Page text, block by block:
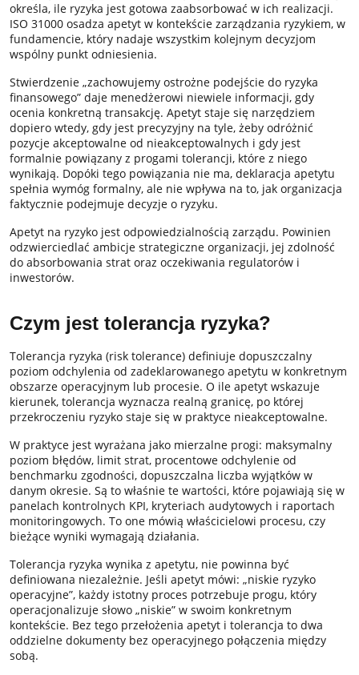
określa, ile ryzyka jest gotowa zaabsorbować w ich realizacji.
ISO 31000 osadza apetyt w kontekście zarządzania ryzykiem, w
fundamencie, który nadaje wszystkim kolejnym decyzjom
wspólny punkt odniesienia.
Stwierdzenie „zachowujemy ostrożne podejście do ryzyka
finansowego” daje menedżerowi niewiele informacji, gdy
ocenia konkretną transakcję. Apetyt staje się narzędziem
dopiero wtedy, gdy jest precyzyjny na tyle, żeby odróżnić
pozycje akceptowalne od nieakceptowalnych i gdy jest
formalnie powiązany z progami tolerancji, które z niego
wynikają. Dopóki tego powiązania nie ma, deklaracja apetytu
spełnia wymóg formalny, ale nie wpływa na to, jak organizacja
faktycznie podejmuje decyzje o ryzyku.
Apetyt na ryzyko jest odpowiedzialnością zarządu. Powinien
odzwierciedlać ambicje strategiczne organizacji, jej zdolność
do absorbowania strat oraz oczekiwania regulatorów i
inwestorów.
Czym jest tolerancja ryzyka?
Tolerancja ryzyka (risk tolerance) definiuje dopuszczalny
poziom odchylenia od zadeklarowanego apetytu w konkretnym
obszarze operacyjnym lub procesie. O ile apetyt wskazuje
kierunek, tolerancja wyznacza realną granicę, po której
przekroczeniu ryzyko staje się w praktyce nieakceptowalne.
W praktyce jest wyrażana jako mierzalne progi: maksymalny
poziom błędów, limit strat, procentowe odchylenie od
benchmarku zgodności, dopuszczalna liczba wyjątków w
danym okresie. Są to właśnie te wartości, które pojawiają się w
panelach kontrolnych KPI, kryteriach audytowych i raportach
monitoringowych. To one mówią właścicielowi procesu, czy
bieżące wyniki wymagają działania.
Tolerancja ryzyka wynika z apetytu, nie powinna być
definiowana niezależnie. Jeśli apetyt mówi: „niskie ryzyko
operacyjne”, każdy istotny proces potrzebuje progu, który
operacjonalizuje słowo „niskie” w swoim konkretnym
kontekście. Bez tego przełożenia apetyt i tolerancja to dwa
oddzielne dokumenty bez operacyjnego połączenia między
sobą.